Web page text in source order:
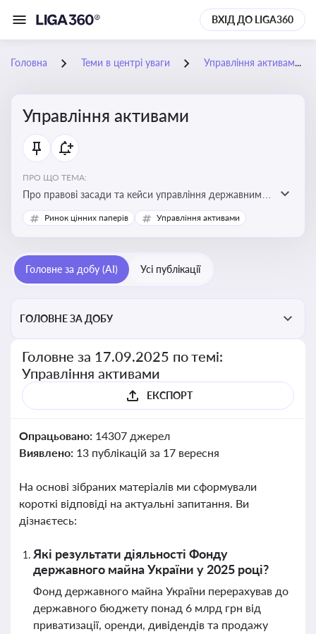
ВХІД ДО LIGA360
Головна Теми в центрі уваги Управління активами
Управління активами
ПРО ЩО ТЕМА:
Про правові засади та кейси управління державними,
комунальними та корпоративними активами, для
юристів і керівників, які відповідають за збереження
Ринок цінних паперів Управління активами
Головне за добу (AI) Усі публікації
ГОЛОВНЕ ЗА ДОБУ
Головне за 17.09.2025 по темі:
Управління активами
ЕКСПОРТ
Опрацьовано: 14307 джерел
Виявлено: 13 публікацій за 17 вересня
На основі зібраних матеріалів ми сформували
короткі відповіді на актуальні запитання. Ви
дізнаєтесь:
Які результати діяльності Фонду
державного майна України у 2025 році?
Фонд державного майна України перерахував до
державного бюджету понад 6 млрд грн від
приватизації, оренди, дивідендів та продажу